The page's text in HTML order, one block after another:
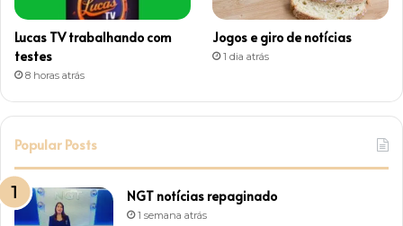
Lucas TV trabalhando com
testes
8 horas atrás
Jogos e giro de notícias
1 dia atrás
Popular Posts
NGT notícias repaginado
1 semana atrás